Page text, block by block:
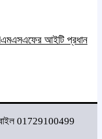
বিএমএসএফের আইটি প্রধান
01729100499